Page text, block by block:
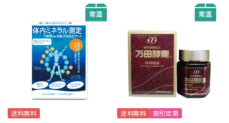
送料無料 送料無料 割引定期